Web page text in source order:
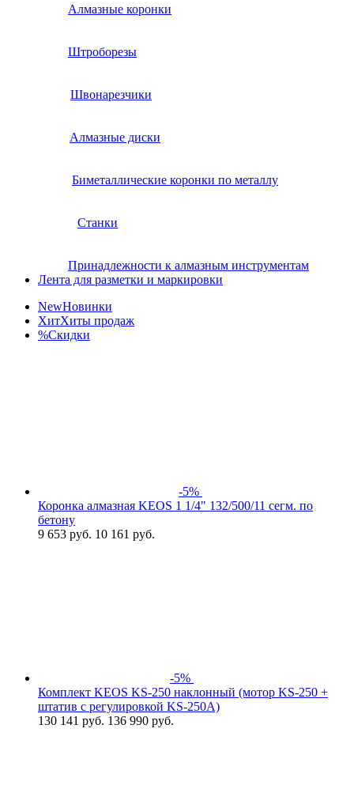
Алмазные коронки
Штроборезы
Швонарезчики
Алмазные диски
Биметаллические коронки по металлу
Станки
Принадлежности к алмазным инструментам
Лента для разметки и маркировки
NewНовинки
ХитХиты продаж
%Скидки
-5%
Коронка алмазная KEOS 1 1/4" 132/500/11 сегм. по
бетону
9 653 руб. 10 161 руб.
-5%
Комплект KEOS KS-250 наклонный (мотор KS-250 +
штатив c регулировкой KS-250A)
130 141 руб. 136 990 руб.